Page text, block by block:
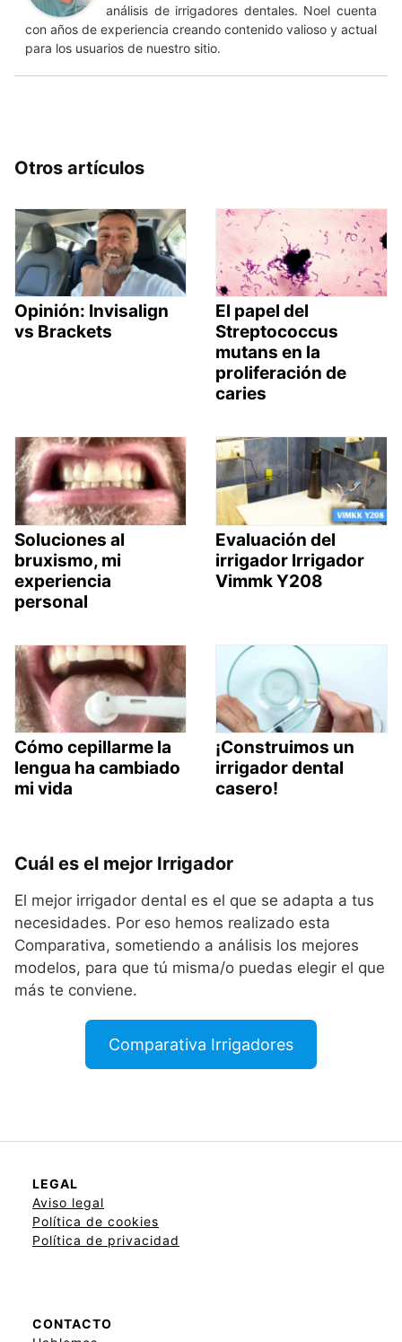
análisis de irrigadores dentales. Noel cuenta
con años de experiencia creando contenido valioso y actual
para los usuarios de nuestro sitio.
Otros artículos
Opinión: Invisalign
vs Brackets
El papel del
Streptococcus
mutans en la
proliferación de
caries
Soluciones al
bruxismo, mi
experiencia
personal
Evaluación del
irrigador Irrigador
Vimmk Y208
Cómo cepillarme la
lengua ha cambiado
mi vida
¡Construimos un
irrigador dental
casero!
Cuál es el mejor Irrigador
El mejor irrigador dental es el que se adapta a tus
necesidades. Por eso hemos realizado esta
Comparativa, sometiendo a análisis los mejores
modelos, para que tú misma/o puedas elegir el que
más te conviene.
Comparativa Irrigadores
LEGAL
Aviso legal
Política de cookies
Política de privacidad
CONTACTO